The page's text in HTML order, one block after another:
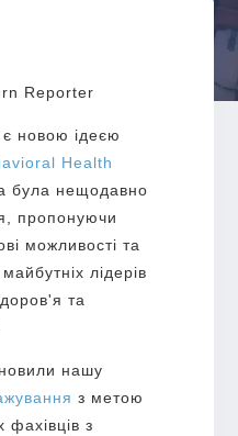
Reporter
новою ідеєю
Health
була нещодавно
пропонуючи
можливості та
лідерів
та
нашу
з метою
фахівців з